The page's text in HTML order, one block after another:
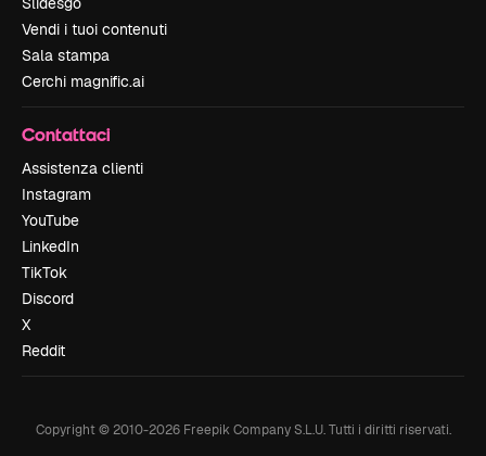
Vendi i tuoi contenuti
Sala stampa
Cerchi magnific.ai
Contattaci
Assistenza clienti
Instagram
YouTube
LinkedIn
TikTok
Discord
X
Reddit
Copyright © 2010-2026Freepik Company S.L.U. Tutti i diritti riservati.